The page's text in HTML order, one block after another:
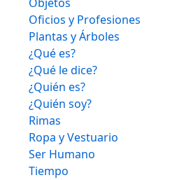
Oficios y Profesiones
Plantas y Árboles
¿Qué es?
¿Qué le dice?
¿Quién es?
¿Quién soy?
Rimas
Ropa y Vestuario
Ser Humano
Tiempo